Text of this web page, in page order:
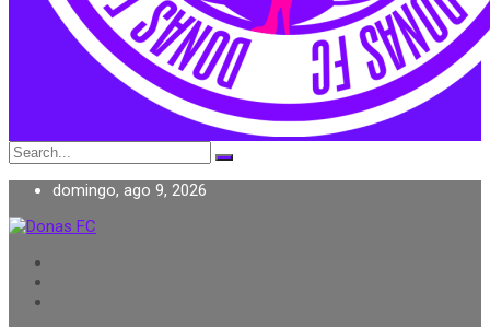
Search
for:
domingo, ago 9, 2026
Donas FC